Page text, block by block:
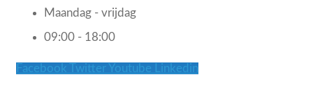
Maandag - vrijdag
09:00 - 18:00
Facebook Twitter Youtube Linkedin